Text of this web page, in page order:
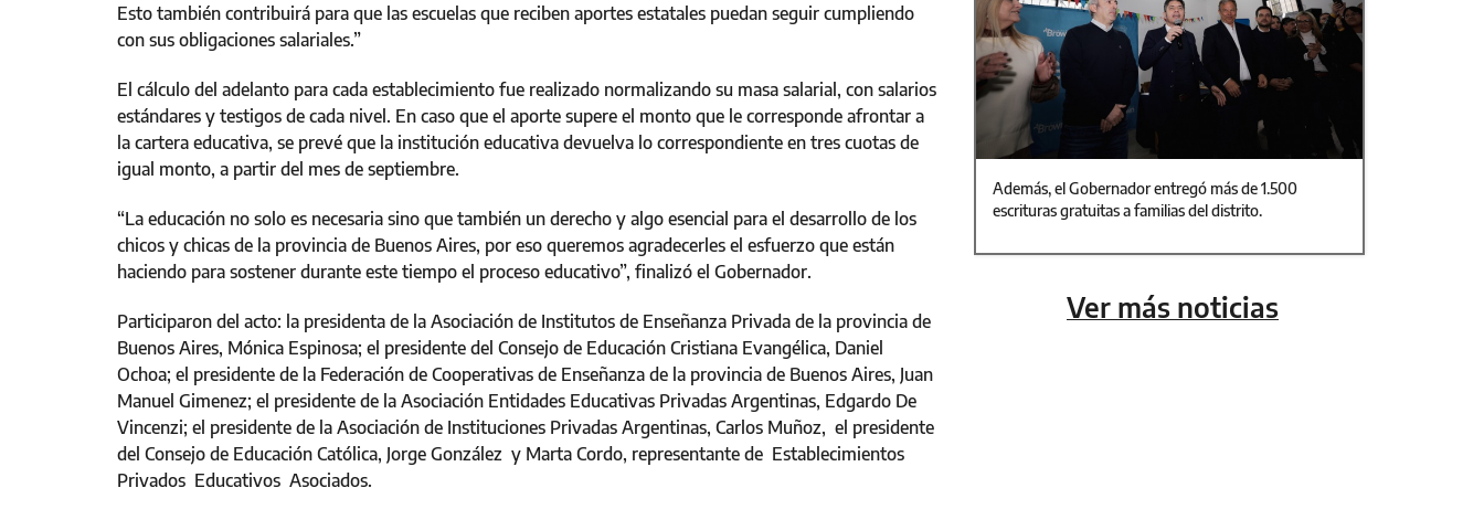
Esto también contribuirá para que las escuelas que reciben aportes estatales puedan seguir cumpliendo
con sus obligaciones salariales.”
El cálculo del adelanto para cada establecimiento fue realizado normalizando su masa salarial, con salarios
estándares y testigos de cada nivel. En caso que el aporte supere el monto que le corresponde afrontar a
la cartera educativa, se prevé que la institución educativa devuelva lo correspondiente en tres cuotas de
igual monto, a partir del mes de septiembre.
“La educación no solo es necesaria sino que también un derecho y algo esencial para el desarrollo de los
chicos y chicas de la provincia de Buenos Aires, por eso queremos agradecerles el esfuerzo que están
haciendo para sostener durante este tiempo el proceso educativo”, finalizó el Gobernador.
Participaron del acto: la presidenta de la Asociación de Institutos de Enseñanza Privada de la provincia de
Buenos Aires, Mónica Espinosa; el presidente del Consejo de Educación Cristiana Evangélica, Daniel
Ochoa; el presidente de la Federación de Cooperativas de Enseñanza de la provincia de Buenos Aires, Juan
Manuel Gimenez; el presidente de la Asociación Entidades Educativas Privadas Argentinas, Edgardo De
Vincenzi; el presidente de la Asociación de Instituciones Privadas Argentinas, Carlos Muñoz, el presidente
del Consejo de Educación Católica, Jorge González y Marta Cordo, representante de Establecimientos
Privados Educativos Asociados.
Además, el Gobernador entregó más de 1.500
escrituras gratuitas a familias del distrito.
Ver más noticias